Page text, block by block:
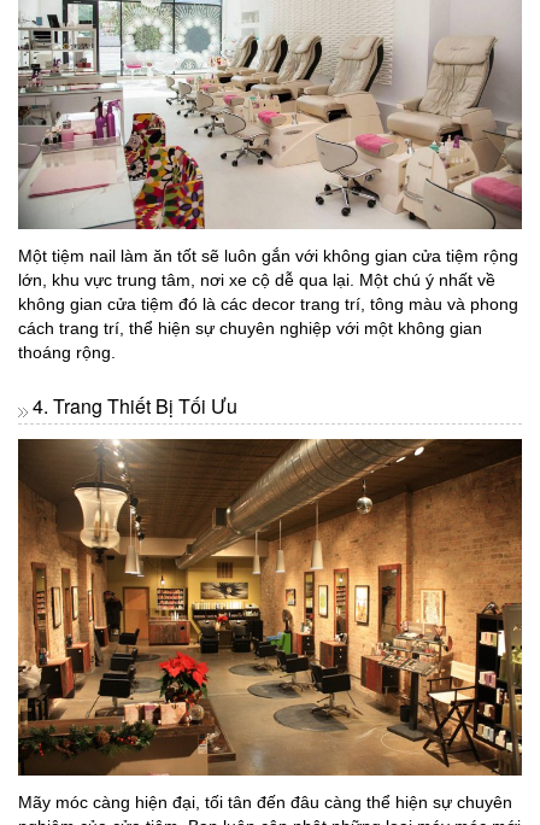
Một tiệm nail làm ăn tốt sẽ luôn gắn với không gian cửa tiệm rộng
lớn, khu vực trung tâm, nơi xe cộ dễ qua lại. Một chú ý nhất về
không gian cửa tiệm đó là các decor trang trí, tông màu và phong
cách trang trí, thể hiện sự chuyên nghiệp với một không gian
thoáng rộng.
4. Trang Thiết Bị Tối Ưu
Mãy móc càng hiện đại, tối tân đến đâu càng thể hiện sự chuyên